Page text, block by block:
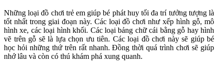
Những loại đồ chơi trẻ em giúp bé phát huy tối đa trí tưởng tượng là
tốt nhất trong giai đoạn này. Các loại đồ chơi như xếp hình gỗ, mô
hình xe, các loại hình khối. Các loại bảng chữ cái bằng gỗ hay hình
vẽ trên gỗ sẽ là lựa chọn ưu tiên. Các loại đồ chơi này sẽ giúp bé
học hỏi những thứ trên rất nhanh. Đồng thời quá trình chơi sẽ giúp
nhớ lâu và còn có thú khám phá xung quanh.